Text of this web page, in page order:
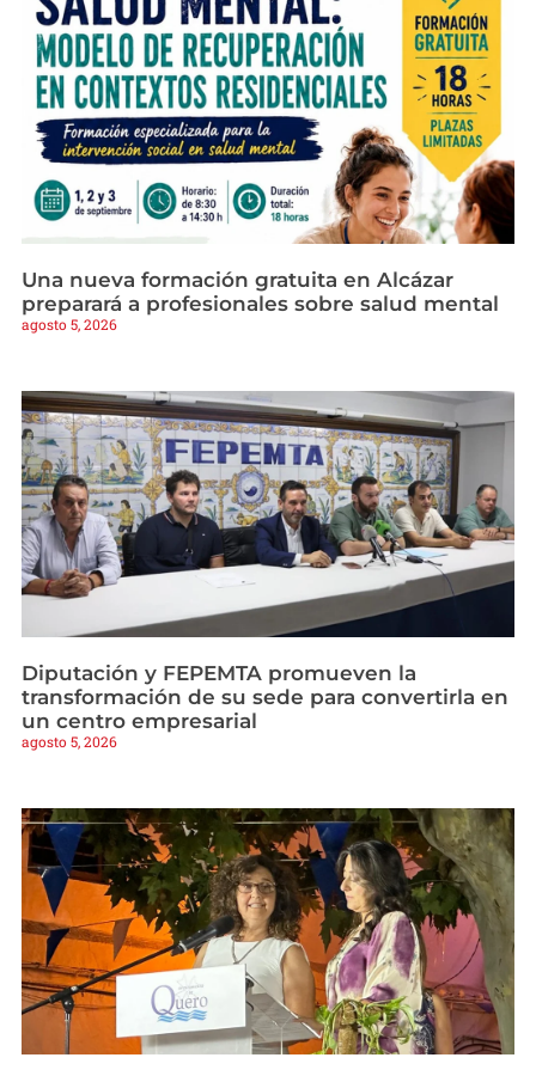
Una nueva formación gratuita en Alcázar
preparará a profesionales sobre salud mental
agosto 5, 2026
Diputación y FEPEMTA promueven la
transformación de su sede para convertirla en
un centro empresarial
agosto 5, 2026